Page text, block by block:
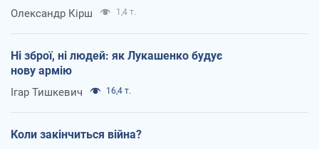
Олександр Кірш 1,4 т.
Ні зброї, ні людей: як Лукашенко будує
нову армію
Ігар Тишкевич 16,4 т.
Коли закінчиться війна?